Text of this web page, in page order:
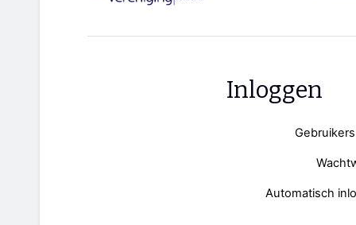
Inloggen
Automatisch